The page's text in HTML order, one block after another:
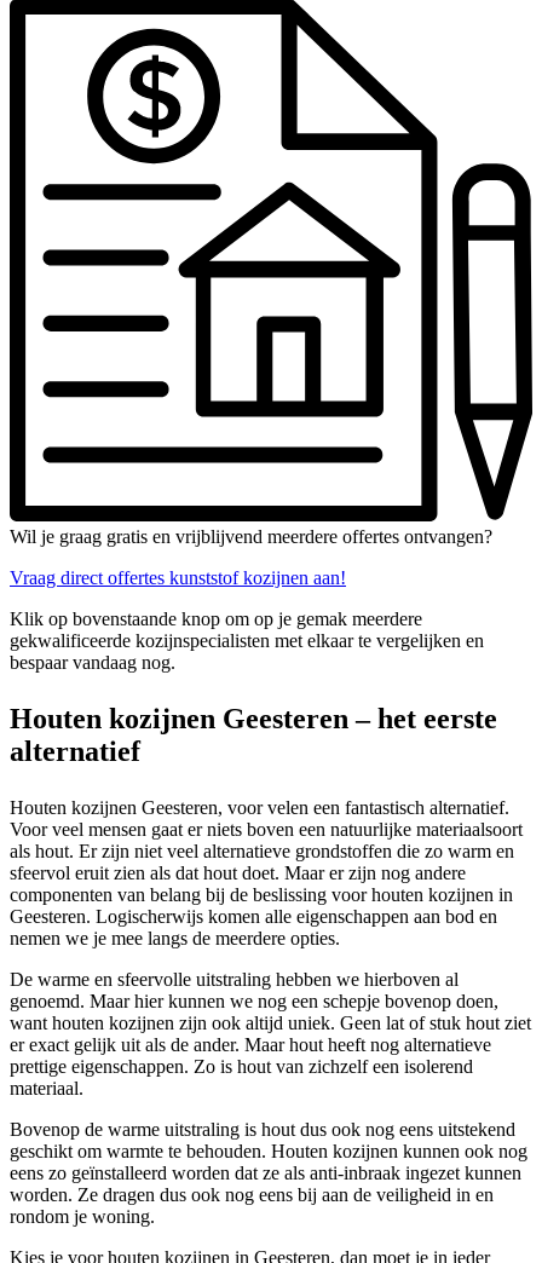
Wil je graag gratis en vrijblijvend meerdere offertes ontvangen?
Vraag direct offertes kunststof kozijnen aan!
Klik op bovenstaande knop om op je gemak meerdere
gekwalificeerde kozijnspecialisten met elkaar te vergelijken en
bespaar vandaag nog.
Houten kozijnen Geesteren – het eerste
alternatief
Houten kozijnen Geesteren, voor velen een fantastisch alternatief.
Voor veel mensen gaat er niets boven een natuurlijke materiaalsoort
als hout. Er zijn niet veel alternatieve grondstoffen die zo warm en
sfeervol eruit zien als dat hout doet. Maar er zijn nog andere
componenten van belang bij de beslissing voor houten kozijnen in
Geesteren. Logischerwijs komen alle eigenschappen aan bod en
nemen we je mee langs de meerdere opties.
De warme en sfeervolle uitstraling hebben we hierboven al
genoemd. Maar hier kunnen we nog een schepje bovenop doen,
want houten kozijnen zijn ook altijd uniek. Geen lat of stuk hout ziet
er exact gelijk uit als de ander. Maar hout heeft nog alternatieve
prettige eigenschappen. Zo is hout van zichzelf een isolerend
materiaal.
Bovenop de warme uitstraling is hout dus ook nog eens uitstekend
geschikt om warmte te behouden. Houten kozijnen kunnen ook nog
eens zo geïnstalleerd worden dat ze als anti-inbraak ingezet kunnen
worden. Ze dragen dus ook nog eens bij aan de veiligheid in en
rondom je woning.
Kies je voor houten kozijnen in Geesteren, dan moet je in ieder